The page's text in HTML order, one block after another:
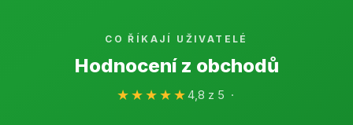
CO ŘÍKAJÍ UŽIVATELÉ
Hodnocení z obchodů
★★★★★4,8 z 5 ·